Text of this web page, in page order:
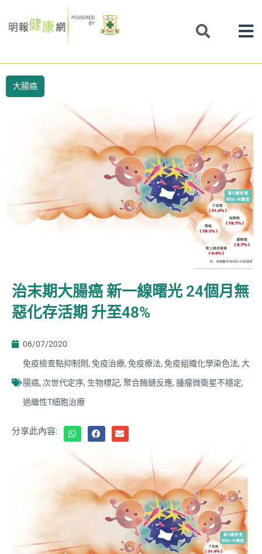
to
大腸癌
治末期大腸癌 新一線曙光 24個月無
惡化存活期 升至48%
06/07/2020
免疫檢查點抑制劑 , 免疫治療, 免疫療法, 免疫組織化學染色法, 大
腸癌, 次世代定序, 生物標記, 聚合酶鏈反應, 腫瘤微衛星不穩定,
過繼性T細胞治療
分享此內容: